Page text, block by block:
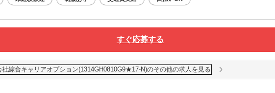
すぐ応募する
社綜合キャリアオプション(1314GH0810G9★17-N)のその他の求人を見る